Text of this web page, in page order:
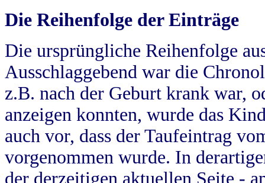
Die Reihenfolge der Einträge
Die ursprüngliche Reihenfolge
Ausschlaggebend war die
z.B. nach der Geburt krank war,
anzeigen konnten, wurde das
auch vor, dass der Taufeintrag
vorgenommen wurde. In
der derzeitigen aktuellen Seite -